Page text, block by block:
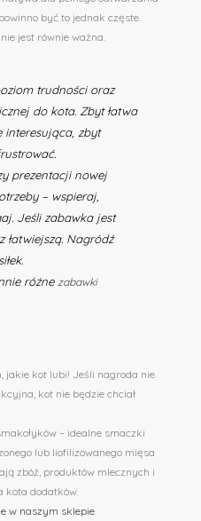
być to jednak częste.
jest równie ważna.
trudności oraz
do kota. Zbyt łatwa
interesująca, zbyt
prezentacji nowej
– wspieraj,
Jeśli zabawka jest
łatwiejszą. Nagródź
różne zabawki
jakie kot lubi! Jeśli nagroda nie
kot nie będzie chciał
– idealne smaczki
lub liofilizowanego mięsa
zbóż, produktów mlecznych i
kota dodatków.
w naszym sklepie